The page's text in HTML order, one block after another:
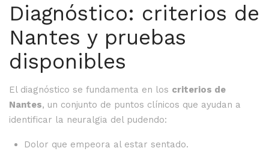
Diagnóstico: criterios de
Nantes y pruebas
disponibles
El diagnóstico se fundamenta en los criterios de
Nantes, un conjunto de puntos clínicos que ayudan a
identificar la neuralgia del pudendo:
Dolor que empeora al estar sentado.